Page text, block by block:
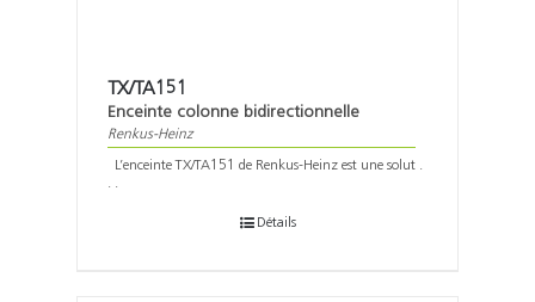
TX/TA151
Enceinte colonne bidirectionnelle
Renkus-Heinz
L’enceinte TX/TA151 de Renkus-Heinz est une solut .
. .
Détails